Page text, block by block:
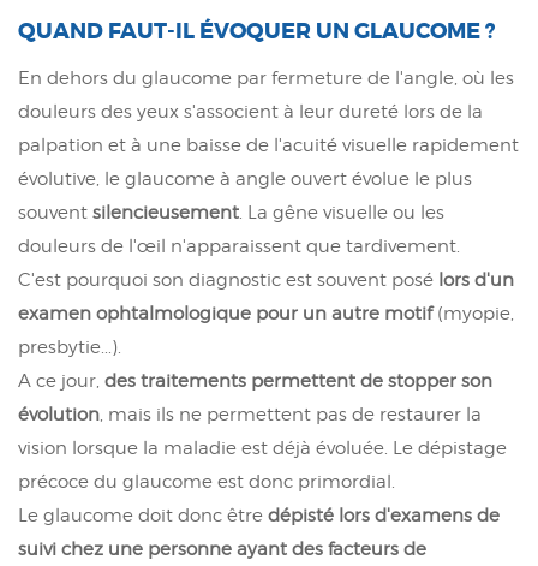
QUAND FAUT-IL ÉVOQUER UN GLAUCOME ?
En dehors du glaucome par fermeture de l'angle, où les
douleurs des yeux s'associent à leur dureté lors de la
palpation et à une baisse de l'acuité visuelle rapidement
évolutive, le glaucome à angle ouvert évolue le plus
souvent silencieusement. La gêne visuelle ou les
douleurs de l'œil n'apparaissent que tardivement.
C'est pourquoi son diagnostic est souvent posé lors d'un
examen ophtalmologique pour un autre motif(myopie,
presbytie...).
A ce jour, des traitements permettent de stopper son
évolution, mais ils ne permettent pas de restaurer la
vision lorsque la maladie est déjà évoluée. Le dépistage
précoce du glaucome est donc primordial.
Le glaucome doit donc être dépisté lors d'examens de
suivi chez une personne ayant des facteurs de